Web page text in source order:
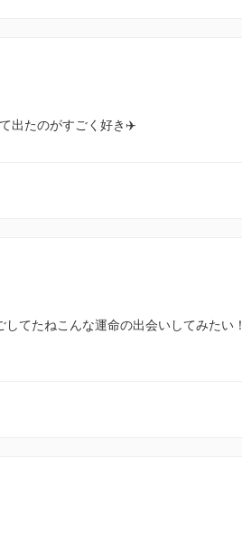
出たのがすごく好き✈️
てたねこんな運命の出会いしてみたい！